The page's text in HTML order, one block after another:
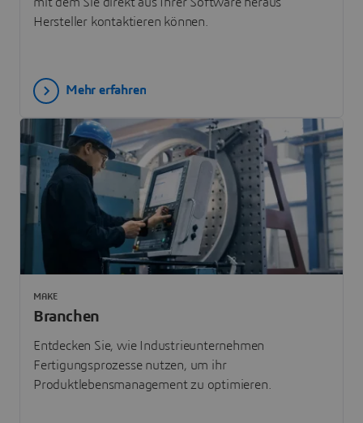
mit dem Sie direkt aus Ihrer Software heraus
Hersteller kontaktieren können.
Mehr erfahren
Branchen
Entdecken Sie, wie Industrieunternehmen
Fertigungsprozesse nutzen, um ihr
Produktlebensmanagement zu optimieren.
MAKE